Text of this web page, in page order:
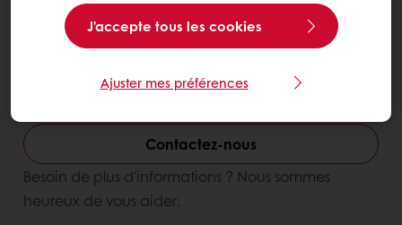
Contactez-nous
Besoin de plus d'informations ? Nous sommes
heureux de vous aider.
J'accepte tous les cookies
Ajuster mes préférences